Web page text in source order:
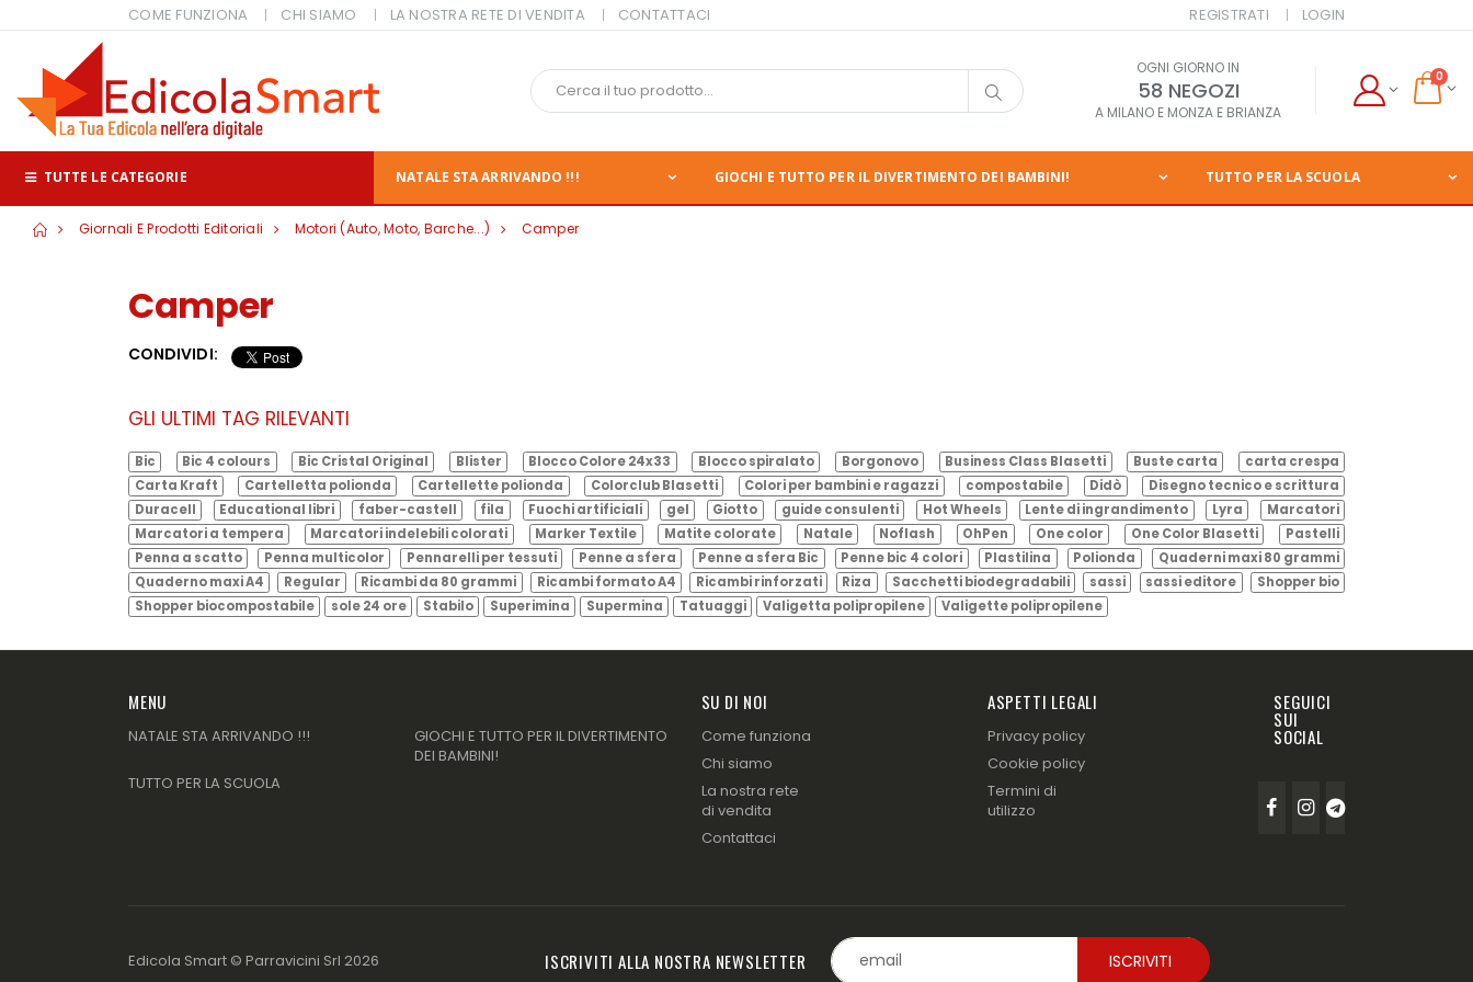
COME FUNZIONA CHI SIAMO LA NOSTRA RETE DI VENDITA CONTATTACI REGISTRATI LOGIN
OGNI GIORNO IN
58 NEGOZI
A MILANO E MONZA E BRIANZA
0
TUTTE LE CATEGORIE NATALE STA ARRIVANDO !!! GIOCHI E TUTTO PER IL DIVERTIMENTO DEI BAMBINI! TUTTO PER LA SCUOLA
Giornali E Prodotti Editoriali Motori (Auto, Moto, Barche...) Camper
Camper
CONDIVIDI:
GLI ULTIMI TAG RILEVANTI
Bic Bic 4 colours Bic Cristal Original Blister Blocco Colore 24x33 Blocco spiralato Borgonovo Business Class Blasetti Buste carta
carta crespa
Carta Kraft
Cartelletta polionda Cartellette polionda Colorclub Blasetti Colori per bambini e ragazzi compostabile Didò
Disegno tecnico e scrittura
Duracell
Educational libri faber-castell fila Fuochi artificiali gel Giotto guide consulenti Hot Wheels Lente di ingrandimento Lyra
Marcatori
Marcatori a tempera
Marcatori indelebili colorati Marker Textile Matite colorate Natale Noflash OhPen One color One Color Blasetti
Pastelli
Penna a scatto
Penna multicolor Pennarelli per tessuti Penne a sfera Penne a sfera Bic Penne bic 4 colori Plastilina Polionda
Quaderni maxi 80 grammi
Quaderno maxi A4
Regular Ricambi da 80 grammi Ricambi formato A4 Ricambi rinforzati Riza Sacchetti biodegradabili sassi sassi editore
Shopper bio
Shopper biocompostabile
sole 24 ore Stabilo Superimina Supermina Tatuaggi Valigetta polipropilene Valigette polipropilene
MENU
NATALE STA ARRIVANDO !!!
GIOCHI E TUTTO PER IL DIVERTIMENTO
DEI BAMBINI!
TUTTO PER LA SCUOLA
SU DI NOI
Come funziona
Chi siamo
La nostra rete
di vendita
Contattaci
ASPETTI LEGALI
Privacy policy
Cookie policy
Termini di
utilizzo
SEGUICI
SUI
SOCIAL
Edicola Smart © Parravicini Srl 2026 ISCRIVITI ALLA NOSTRA NEWSLETTER